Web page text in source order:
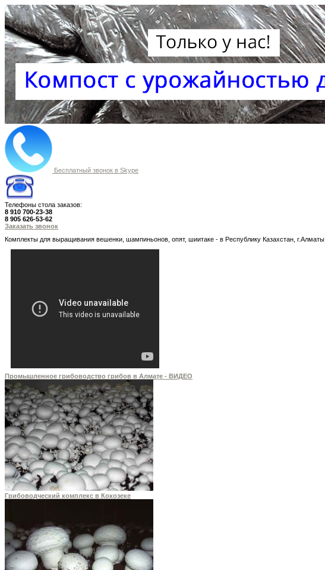
Бесплатный звонок в Skype
Телефоны стола заказов:
8 910 700-23-38
8 905 626-53-62
Заказать звонок
Комплекты для выращивания вешенки, шампиньонов, опят, шиитаке - в Республику Казахстан, г.Алматы
Промышленное грибоводство грибов в Алмате - ВИДЕО
Грибоводческий комплекс в Кокозеке